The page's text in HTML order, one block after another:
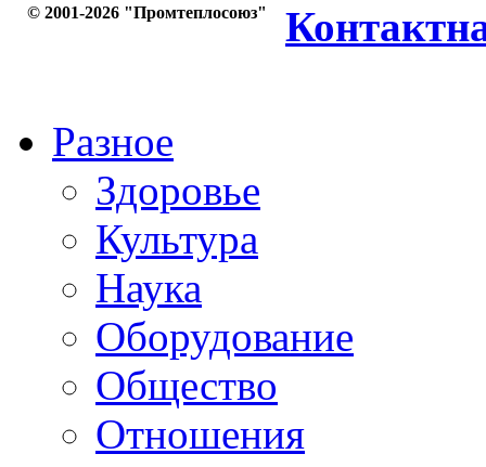
© 2001-2026 "Промтеплосоюз"
Разное
Здоровье
Культура
Наука
Оборудование
Общество
Отношения